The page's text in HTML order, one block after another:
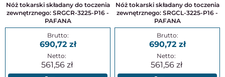
Nóż tokarski składany do toczenia
zewnętrznego: SRGCR-3225-P16 -
PAFANA
690,72
561,56
Nóż tokarski składany do toczenia
zewnętrznego: SRGCL-3225-P16 -
PAFANA
690,72
561,56